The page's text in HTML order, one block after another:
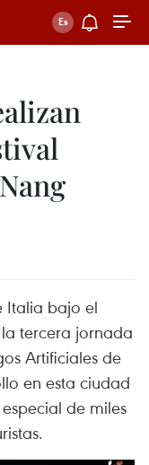
Italia bajo el
tercera jornada
Artificiales de
en esta ciudad
de miles